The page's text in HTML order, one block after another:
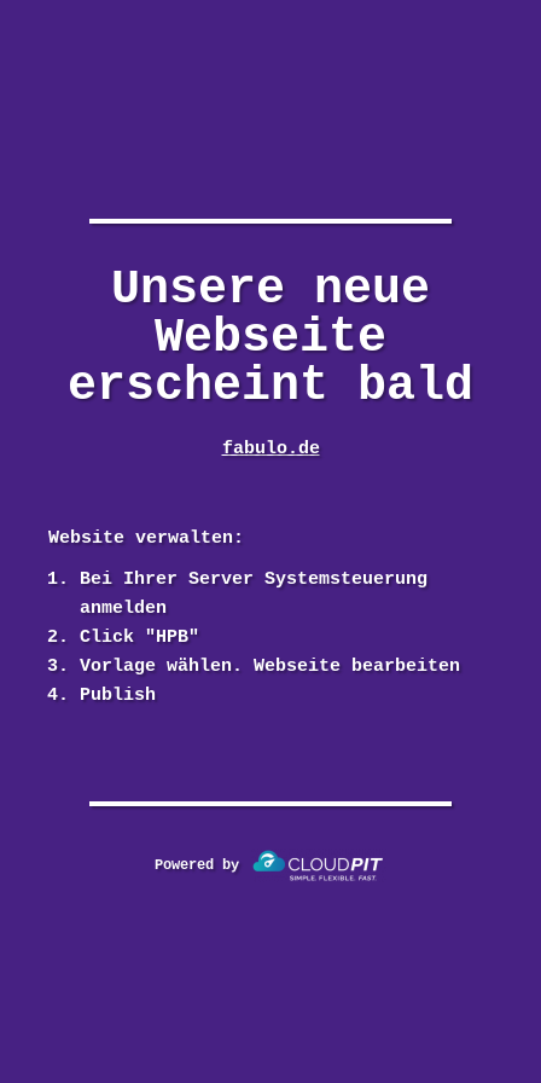
Unsere neue
Webseite
erscheint bald
fabulo.de
Website verwalten:
Bei Ihrer Server Systemsteuerung
anmelden
Click "HPB"
Vorlage wählen. Webseite bearbeiten
Publish
Powered by